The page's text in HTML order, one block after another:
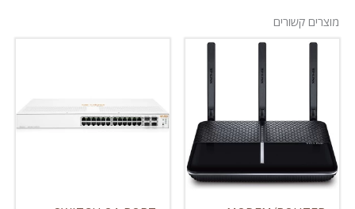
מוצרים קשורים